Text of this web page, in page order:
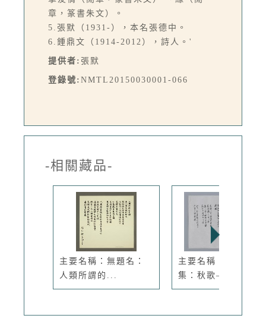
章，篆書朱文）。
5.張默（1931-），本名張德中。
6.鍾鼎文（1914-2012），詩人。'
提供者: 張默
登錄號: NMTL20150030001-066
-相關藏品-
主要名稱：無題名：
人類所謂的...
主要名稱：瘂弦小
集：秋歌—給...